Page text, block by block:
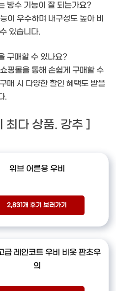
방수 기능이 잘 되는가요?
이 우수하며 내구성도 높아 비
있습니다.
구매할 수 있나요?
핑몰을 통해 손쉽게 구매할 수
매 시 다양한 할인 혜택도 받을
.
최다 상품. 강추 ]
위브 어른용 우비
2,831개 후기 보러가기
급 레인코트 우비 비옷 판초우
의